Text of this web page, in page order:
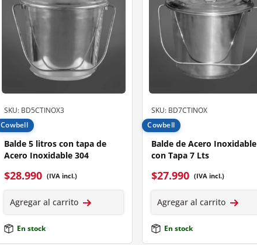
SKU: BD5CTINOX3
Cowbell
Balde 5 litros con tapa de
Acero Inoxidable 304
$28.990 (IVA incl.)
Agregar al carrito
En stock
SKU: BD7CTINOX
Cowbell
Balde de Acero Inoxidable
con Tapa 7 Lts
$27.990 (IVA incl.)
Agregar al carrito
En stock